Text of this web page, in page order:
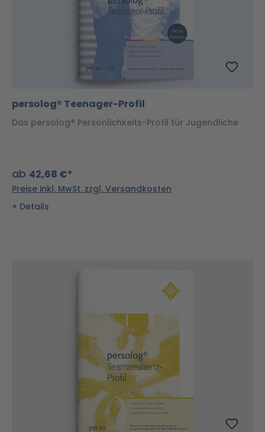
persolog® Teenager-Profil
Das persolog® Persönlichkeits-Profil für Jugendliche
ab 42,68 €*
Preise inkl. MwSt. zzgl. Versandkosten
Details